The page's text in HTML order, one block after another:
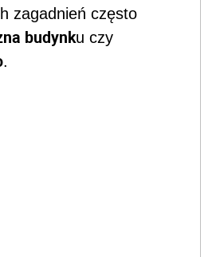
zagadnień często
budynku czy
.